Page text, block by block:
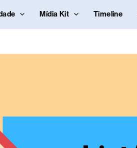
Mídia Kit Timeline